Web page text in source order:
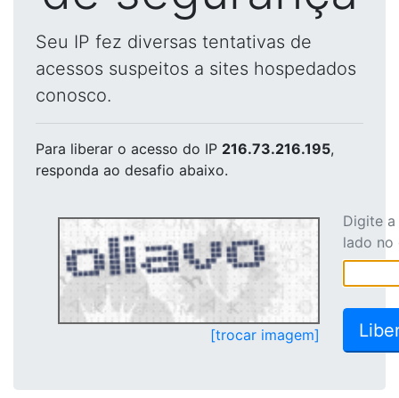
Seu IP fez diversas tentativas de
acessos suspeitos a sites hospedados
conosco.
Para liberar o acesso do IP 216.73.216.195,
responda ao desafio abaixo.
[trocar imagem]
Digite
lado no